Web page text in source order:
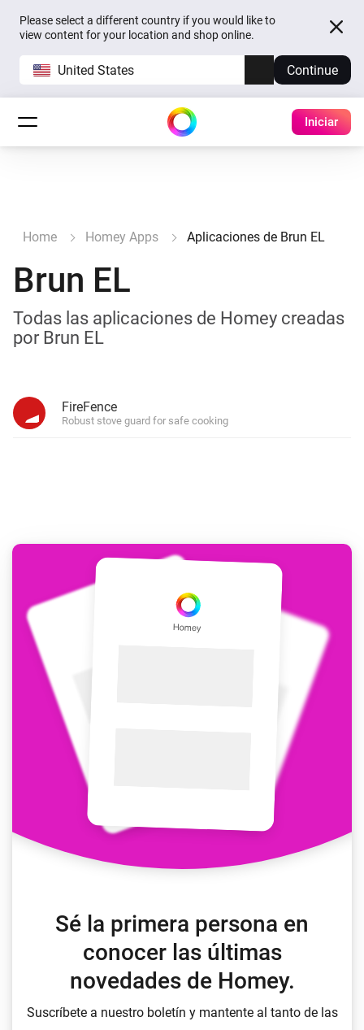
Please select a different country if you would like to
view content for your location and shop online.
United States Continue
Iniciar
Home Homey Apps Aplicaciones de Brun EL
Brun EL
Todas las aplicaciones de Homey creadas
por Brun EL
FireFence
Robust stove guard for safe cooking
Sé la primera persona en
conocer las últimas
novedades de Homey.
Suscríbete a nuestro boletín y mantente al tanto de las